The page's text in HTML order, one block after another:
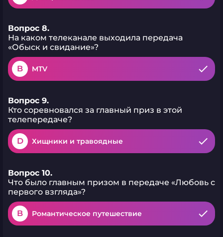
Вопрос 8.
На каком телеканале выходила передача
«Обыск и свидание»?
B MTV
Вопрос 9.
Кто соревновался за главный приз в этой
телепередаче?
D Хищники и травоядные
Вопрос 10.
Что было главным призом в передаче «Любовь с
первого взгляда»?
B Романтическое путешествие